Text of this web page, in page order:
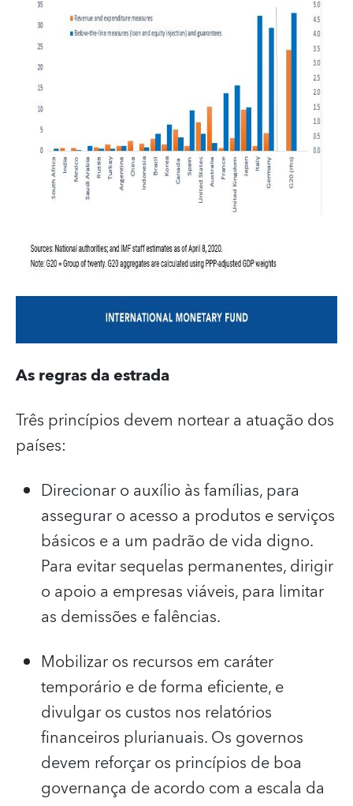
As regras da estrada
Três princípios devem nortear a atuação dos
países:
Direcionar o auxílio às famílias, para
assegurar o acesso a produtos e serviços
básicos e a um padrão de vida digno.
Para evitar sequelas permanentes, dirigir
o apoio a empresas viáveis, para limitar
as demissões e falências.
Mobilizar os recursos em caráter
temporário e de forma eficiente, e
divulgar os custos nos relatórios
financeiros plurianuais. Os governos
devem reforçar os princípios de boa
governança de acordo com a escala da